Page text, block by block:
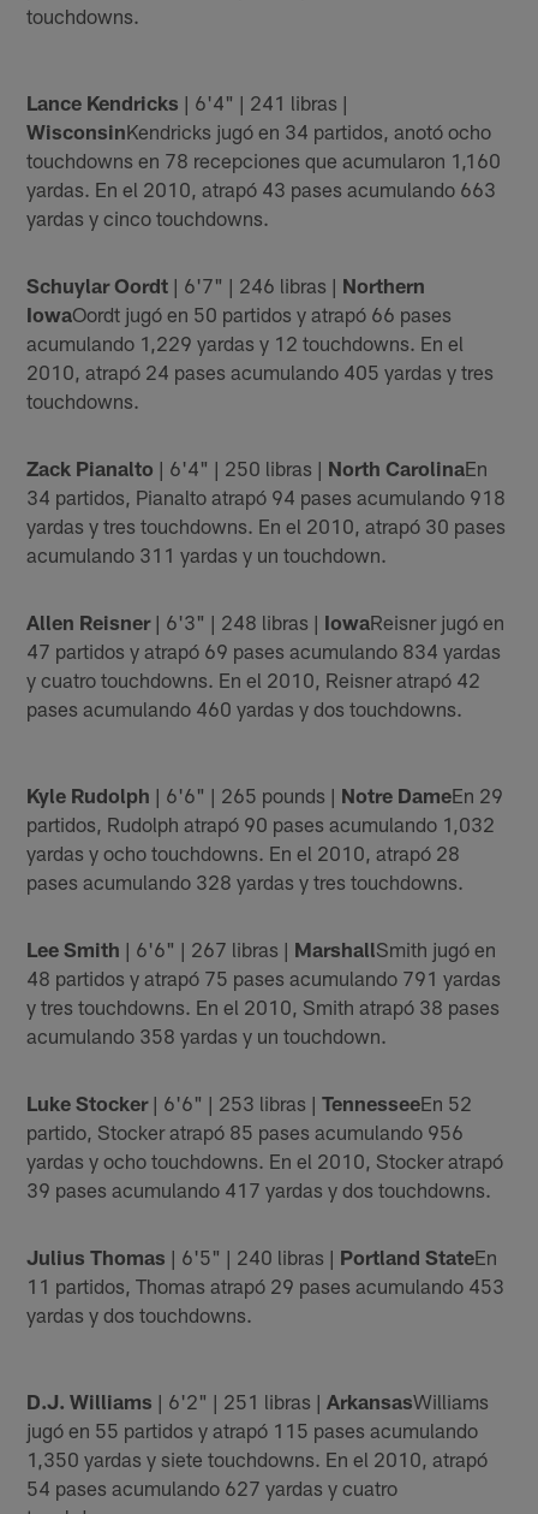
touchdowns.
Lance Kendricks | 6'4" | 241 libras |
WisconsinKendricks jugó en 34 partidos, anotó ocho
touchdowns en 78 recepciones que acumularon 1,160
yardas. En el 2010, atrapó 43 pases acumulando 663
yardas y cinco touchdowns.
Schuylar Oordt | 6'7" | 246 libras | Northern
IowaOordt jugó en 50 partidos y atrapó 66 pases
acumulando 1,229 yardas y 12 touchdowns. En el
2010, atrapó 24 pases acumulando 405 yardas y tres
touchdowns.
Zack Pianalto | 6'4" | 250 libras | North CarolinaEn
34 partidos, Pianalto atrapó 94 pases acumulando 918
yardas y tres touchdowns. En el 2010, atrapó 30 pases
acumulando 311 yardas y un touchdown.
Allen Reisner| 6'3" | 248 libras | IowaReisner jugó en
47 partidos y atrapó 69 pases acumulando 834 yardas
y cuatro touchdowns. En el 2010, Reisner atrapó 42
pases acumulando 460 yardas y dos touchdowns.
Kyle Rudolph | 6'6" | 265 pounds | Notre DameEn 29
partidos, Rudolph atrapó 90 pases acumulando 1,032
yardas y ocho touchdowns. En el 2010, atrapó 28
pases acumulando 328 yardas y tres touchdowns.
Lee Smith | 6'6" | 267 libras | MarshallSmith jugó en
48 partidos y atrapó 75 pases acumulando 791 yardas
y tres touchdowns. En el 2010, Smith atrapó 38 pases
acumulando 358 yardas y un touchdown.
Luke Stocker| 6'6" | 253 libras |TennesseeEn 52
partido, Stocker atrapó 85 pases acumulando 956
yardas y ocho touchdowns. En el 2010, Stocker atrapó
39 pases acumulando 417 yardas y dos touchdowns.
Julius Thomas | 6'5" | 240 libras | Portland StateEn
11 partidos, Thomas atrapó 29 pases acumulando 453
yardas y dos touchdowns.
D.J. Williams | 6'2" | 251 libras | ArkansasWilliams
jugó en 55 partidos y atrapó 115 pases acumulando
1,350 yardas y siete touchdowns. En el 2010, atrapó
54 pases acumulando 627 yardas y cuatro